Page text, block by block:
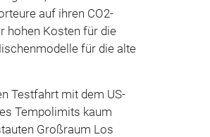
auf ihren CO2-
hohen Kosten für die
für die alte
Testfahrt mit dem US-
Tempolimits kaum
Großraum Los